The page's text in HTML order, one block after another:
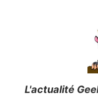
L'actualité